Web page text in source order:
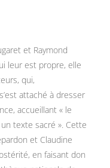
et Raymond
leur est propre, elle
qui,
attaché à dresser
accueillant « le
texte sacré ». Cette
et Claudine
en faisant don